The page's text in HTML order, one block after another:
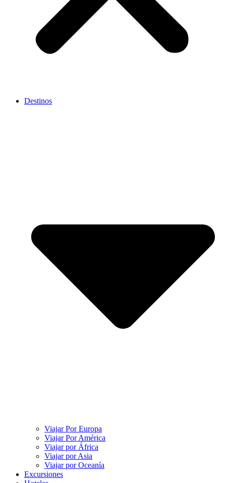
Destinos
Viajar Por Europa
Viajar Por América
Viajar por África
Viajar por Asia
Viajar por Oceanía
Excursiones